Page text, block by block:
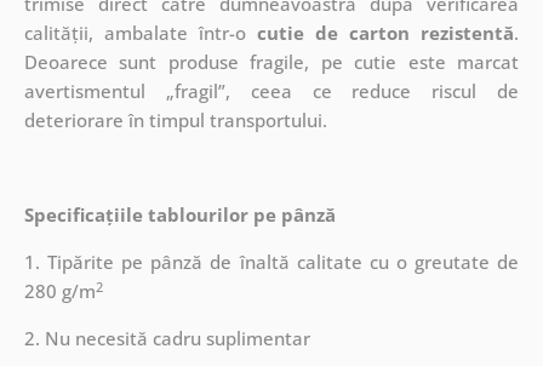
calității, ambalate într-o cutie de carton rezistentă.
Deoarece sunt produse fragile, pe cutie este marcat
avertismentul „fragil”, ceea ce reduce riscul de
deteriorare în timpul transportului.
Specificațiile tablourilor pe pânză
1. Tipărite pe pânză de înaltă calitate cu o greutate de
280 g/m2
2. Nu necesită cadru suplimentar